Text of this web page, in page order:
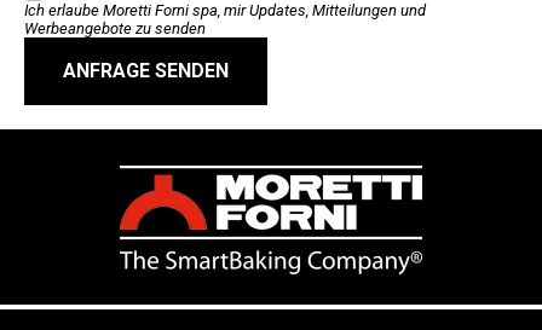
Ich erlaube Moretti Forni spa, mir Updates, Mitteilungen und
Werbeangebote zu senden
ANFRAGE SENDEN